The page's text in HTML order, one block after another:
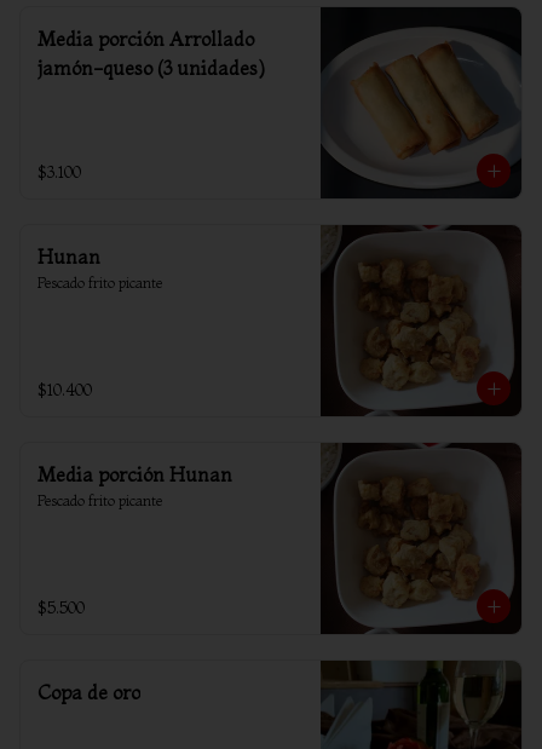
Media porción Arrollado
jamón-queso (3 unidades)
$3.100
Hunan
Pescado frito picante
$10.400
Media porción Hunan
Pescado frito picante
$5.500
Copa de oro